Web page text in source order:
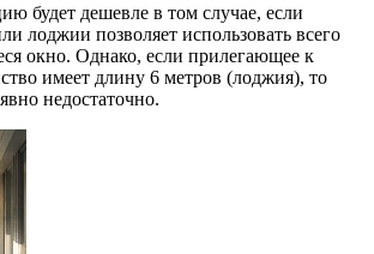
будет дешевле в том случае, если
лоджии позволяет использовать всего
окно. Однако, если прилегающее к
имеет длину 6 метров (лоджия), то
недостаточно.